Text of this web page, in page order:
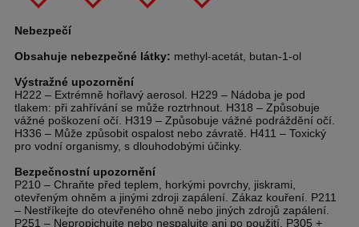
Nebezpečí
Obsahuje nebezpečné látky: methyl-acetát, butan-1-ol
Výstražné upozornění
H222 – Extrémně hořlavý aerosol. H229 – Nádoba je pod
tlakem: při zahřívání se může roztrhnout. H318 – Způsobuje
vážné poškození očí. H319 – Způsobuje vážné podráždění očí.
H336 – Může způsobit ospalost nebo závratě. H411 – Toxický
pro vodní organismy, s dlouhodobými účinky.
Bezpečnostní upozornění
P210 – Chraňte před teplem, horkými povrchy, jiskrami,
otevřeným ohněm a jinými zdroji zapálení. Zákaz kouření. P211
– Nestříkejte do otevřeného ohně nebo jiných zdrojů zapálení.
P251 – Nepropichujte nebo nespalujte ani po použití. P305 +